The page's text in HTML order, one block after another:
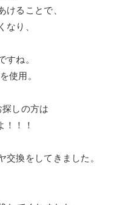
ることで、
り、
ね。
使用。
しの方は
！！！
換をしてきました。